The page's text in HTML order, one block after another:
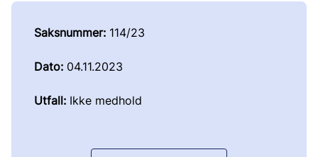
Saksnummer: 114/23
Dato: 04.11.2023
Utfall: Ikke medhold